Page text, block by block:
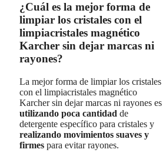
¿Cuál es la mejor forma de
limpiar los cristales con el
limpiacristales magnético
Karcher sin dejar marcas ni
rayones?
La mejor forma de limpiar los cristales
con el limpiacristales magnético
Karcher sin dejar marcas ni rayones es
utilizando poca cantidad de
detergente específico para cristales y
realizando movimientos suaves y
firmes para evitar rayones.